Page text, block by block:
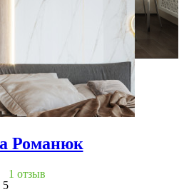
Романюк
5
1 отзыв